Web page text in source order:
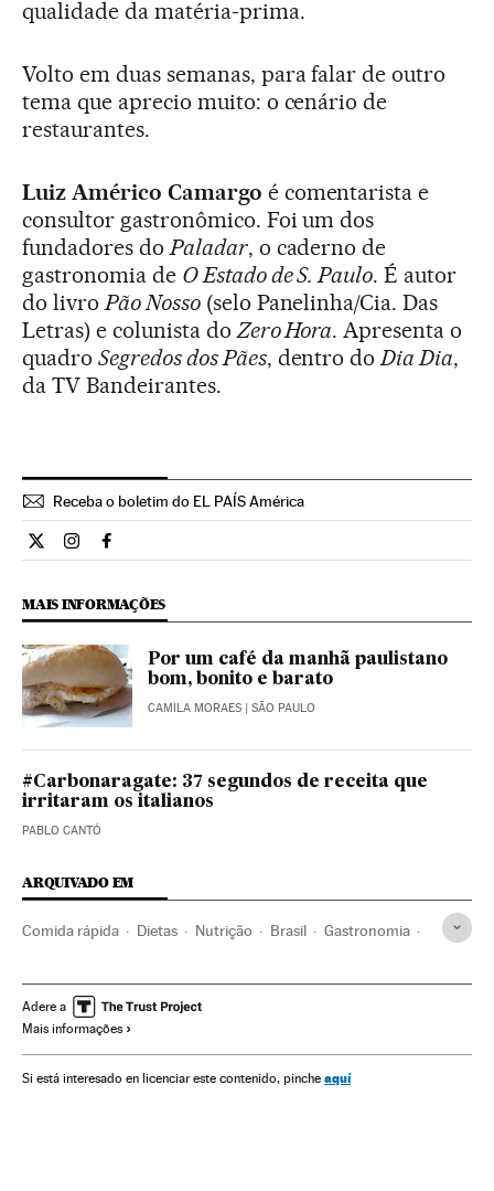
qualidade da matéria-prima.
Volto em duas semanas, para falar de outro
tema que aprecio muito: o cenário de
restaurantes.
Luiz Américo Camargo é comentarista e
consultor gastronômico. Foi um dos
fundadores do Paladar, o caderno de
gastronomia de O Estado de S. Paulo. É autor
do livro Pão Nosso(selo Panelinha/Cia. Das
Letras) e colunista do Zero Hora. Apresenta o
quadro Segredos dos Pães, dentro do Dia Dia,
da TV Bandeirantes.
Receba o boletim do EL PAÍS América
Cultura El País Brasil en Twitter
Cultura El País Brasil en Instagram
Cultura El País Brasil en Facebook
MAIS INFORMAÇÕES
Por um café da manhã paulistano
bom, bonito e barato
CAMILA MORAES | SÃO PAULO
#Carbonaragate: 37 segundos de receita que
irritaram os italianos
PABLO CANTÓ
ARQUIVADO EM
Comida rápida Dietas Nutrição Brasil Gastronomia
Adere a
Mais informações
Si está interesado en licenciar este contenido, pinche aquí